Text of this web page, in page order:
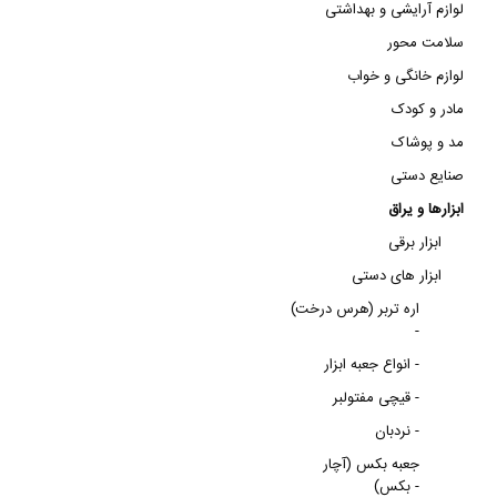
لوازم آرایشی و بهداشتی
سلامت محور
لوازم خانگی و خواب
مادر و کودک
مد و پوشاک
صنایع دستی
ابزارها و یراق
ابزار برقی
ابزار های دستی
اره تربر (هرس درخت)
-
انواع جعبه ابزار -
قیچی مفتولبر -
نردبان -
جعبه بکس (آچار
بکس) -